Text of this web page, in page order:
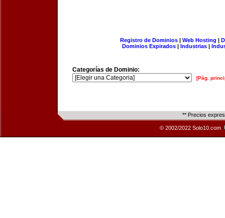
Registro de Dominios| Web Hosting |
Dominios Expirados | Industrias |
Categorías de Dominio:
[Pág.
** Precios
© 2002/2022 Solo10.com